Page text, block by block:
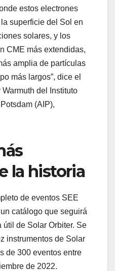
estos electrones
superficie del Sol en
solares, y los
CME más extendidas,
amplia de partículas
más largos”, dice el
del Instituto
(AIP),
la historia
de eventos SEE
catálogo que seguirá
de Solar Orbiter. Se
instrumentos de Solar
de 300 eventos entre
de 2022.